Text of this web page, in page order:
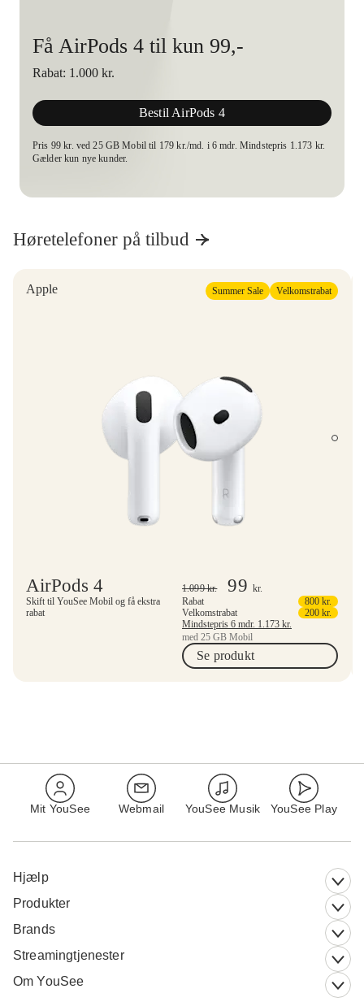
Få AirPods 4 til kun 99,-
Rabat: 1.000 kr.
Bestil AirPods 4
Pris 99 kr. ved 25 GB Mobil til 179 kr./md. i 6 mdr. Mindstepris 1.173 kr.
Gælder kun nye kunder.
Høretelefoner på tilbud
Apple Summer Sale Velkomstrabat
AirPods 4
Skift til YouSee Mobil og få ekstra
rabat
1.099kr. 99 kr.
Rabat
800 kr.
Velkomstrabat
200 kr.
Mindstepris 6 mdr. 1.173 kr.
med 25 GB Mobil
Se produkt
Mit YouSee Webmail YouSee Musik YouSee Play
Hjælp
Produkter
Brands
Streamingtjenester
Om YouSee